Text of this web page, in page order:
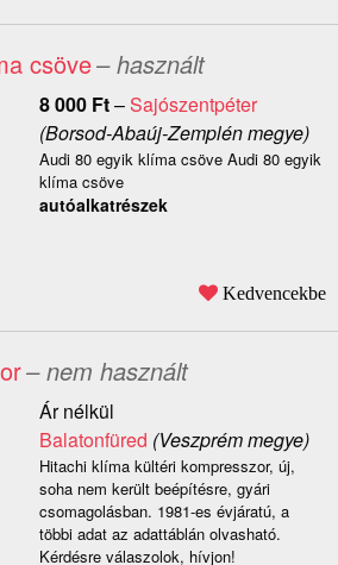
csöve– használt
8 000 Ft–Sajószentpéter
(Borsod-Abaúj-Zemplén megye)
Audi 80 egyik klíma csöve Audi 80 egyik
klíma csöve
autóalkatrészek
Kedvencekbe
– nem használt
Ár nélkül
Balatonfüred (Veszprém megye)
Hitachi klíma kültéri kompresszor, új,
soha nem került beépítésre, gyári
csomagolásban. 1981-es évjáratú, a
többi adat az adattáblán olvasható.
Kérdésre válaszolok, hívjon!